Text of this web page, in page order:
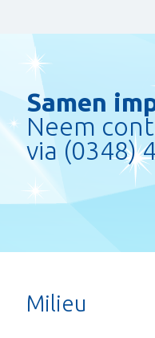
Samen
Neem
via (0348)
Milieu